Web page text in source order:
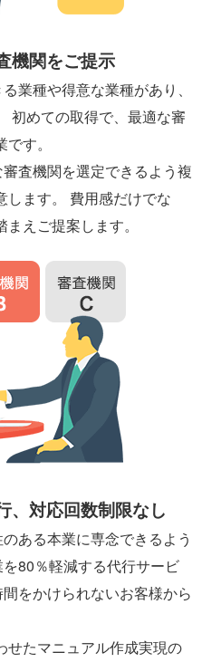
機関をご提示
業種や得意な業種があり、
初めての取得で、最適な審
す。
査機関を選定できるよう複
します。 費用感だけでな
えご提案します。
、対応回数制限なし
ある本業に専念できるよう
80％軽減する代行サービ
をかけられないお客様から
せたマニュアル作成実現の